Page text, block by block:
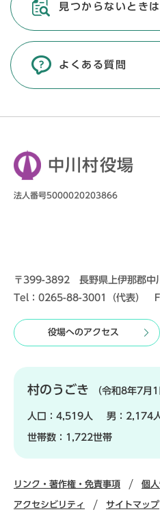
見つからないときは
よくある質問
中川村役場
法人番号5000020203866
〒399-3892 長野県上伊那郡中
Tel：0265-88-3001（代表）
役場へのアクセス
村のうごき （令和8年7月1
人口： 4,519人 男： 2,174
世帯数： 1,722世帯
リンク・著作権・免責事項 個
アクセシビリティ サイトマップ